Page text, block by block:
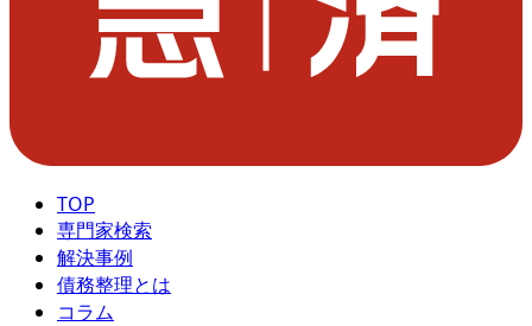
TOP
専門家検索
解決事例
債務整理とは
コラム